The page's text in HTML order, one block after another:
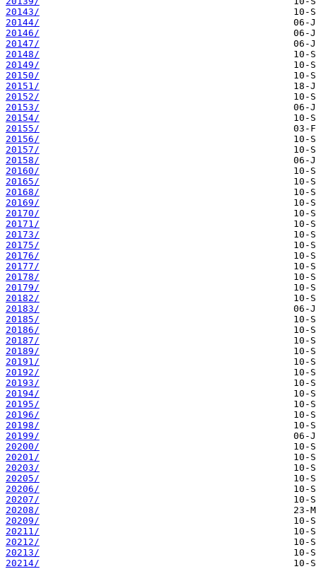
20143/
20144/
20146/
20147/
20148/
20149/
20150/
20151/
20152/
20153/
20154/
20155/
20156/
20157/
20158/
20160/
20165/
20168/
20169/
20170/
20171/
20173/
20175/
20176/
20177/
20178/
20179/
20182/
20183/
20185/
20186/
20187/
20189/
20191/
20192/
20193/
20194/
20195/
20196/
20198/
20199/
20200/
20201/
20203/
20205/
20206/
20207/
20208/
20209/
20211/
20212/
20213/
20214/